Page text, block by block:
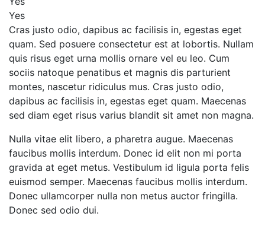
Yes
Cras justo odio, dapibus ac facilisis in, egestas eget
quam. Sed posuere consectetur est at lobortis. Nullam
quis risus eget urna mollis ornare vel eu leo. Cum
sociis natoque penatibus et magnis dis parturient
montes, nascetur ridiculus mus. Cras justo odio,
dapibus ac facilisis in, egestas eget quam. Maecenas
sed diam eget risus varius blandit sit amet non magna.
Nulla vitae elit libero, a pharetra augue. Maecenas
faucibus mollis interdum. Donec id elit non mi porta
gravida at eget metus. Vestibulum id ligula porta felis
euismod semper. Maecenas faucibus mollis interdum.
Donec ullamcorper nulla non metus auctor fringilla.
Donec sed odio dui.